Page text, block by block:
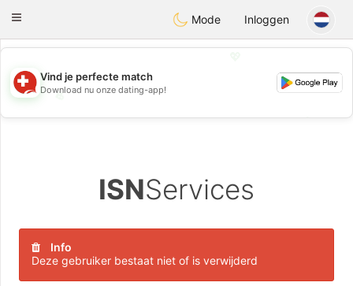
Suissi
Toggle
Mode Inloggen
💖
💕
Vind je perfecte match
Download nu onze dating-app!
ISNServices
Info
Deze gebruiker bestaat niet of is verwijderd